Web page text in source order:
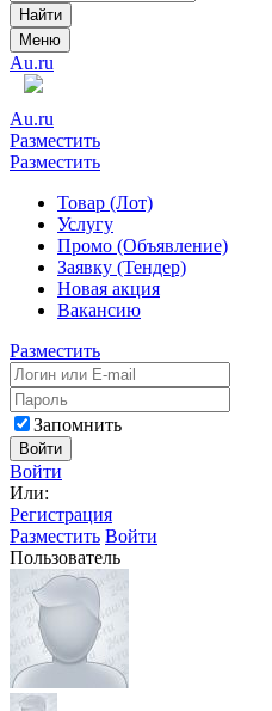
Найти
Меню
Au.ru
Au.ru
Разместить
Разместить
Товар (Лот)
Услугу
Промо (Объявление)
Заявку (Тендер)
Новая акция
Вакансию
Разместить
Запомнить
Войти
Войти
Или:
Регистрация
Разместить Войти
Пользователь